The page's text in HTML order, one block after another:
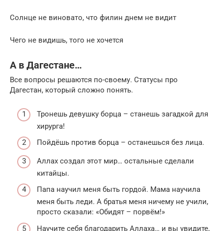
Солнце не виновато, что филин днем не видит
Чего не видишь, того не хочется
А в Дагестане…
Все вопросы решаются по-своему. Статусы про
Дагестан, который сложно понять.
Тронешь девушку борца – станешь загадкой для
хирурга!
Пойдёшь против борца – останешься без лица.
Аллах создал этот мир… остальные сделали
китайцы.
Папа научил меня быть гордой. Мама научила
меня быть леди. А братья меня ничему не учили,
просто сказали: «Обидят – порвём!»
Научите себя благодарить Аллаха… и вы увидите,